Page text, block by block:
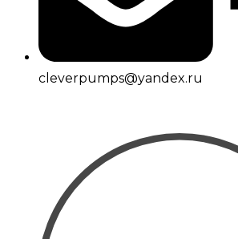
cleverpumps@yandex.ru